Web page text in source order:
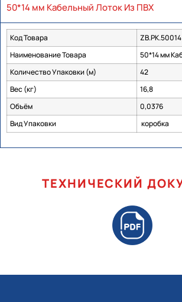
50*14 мм Кабельный Лоток Из ПВХ
Код Товара
ZB.PK.50014
Наименование Товара
50*14 мм
Количество Упаковки (м)
42
Вес (кг)
16,8
Объём
0,0376
Вид Упаковки
коробка
ТЕХНИЧЕСКИЙ